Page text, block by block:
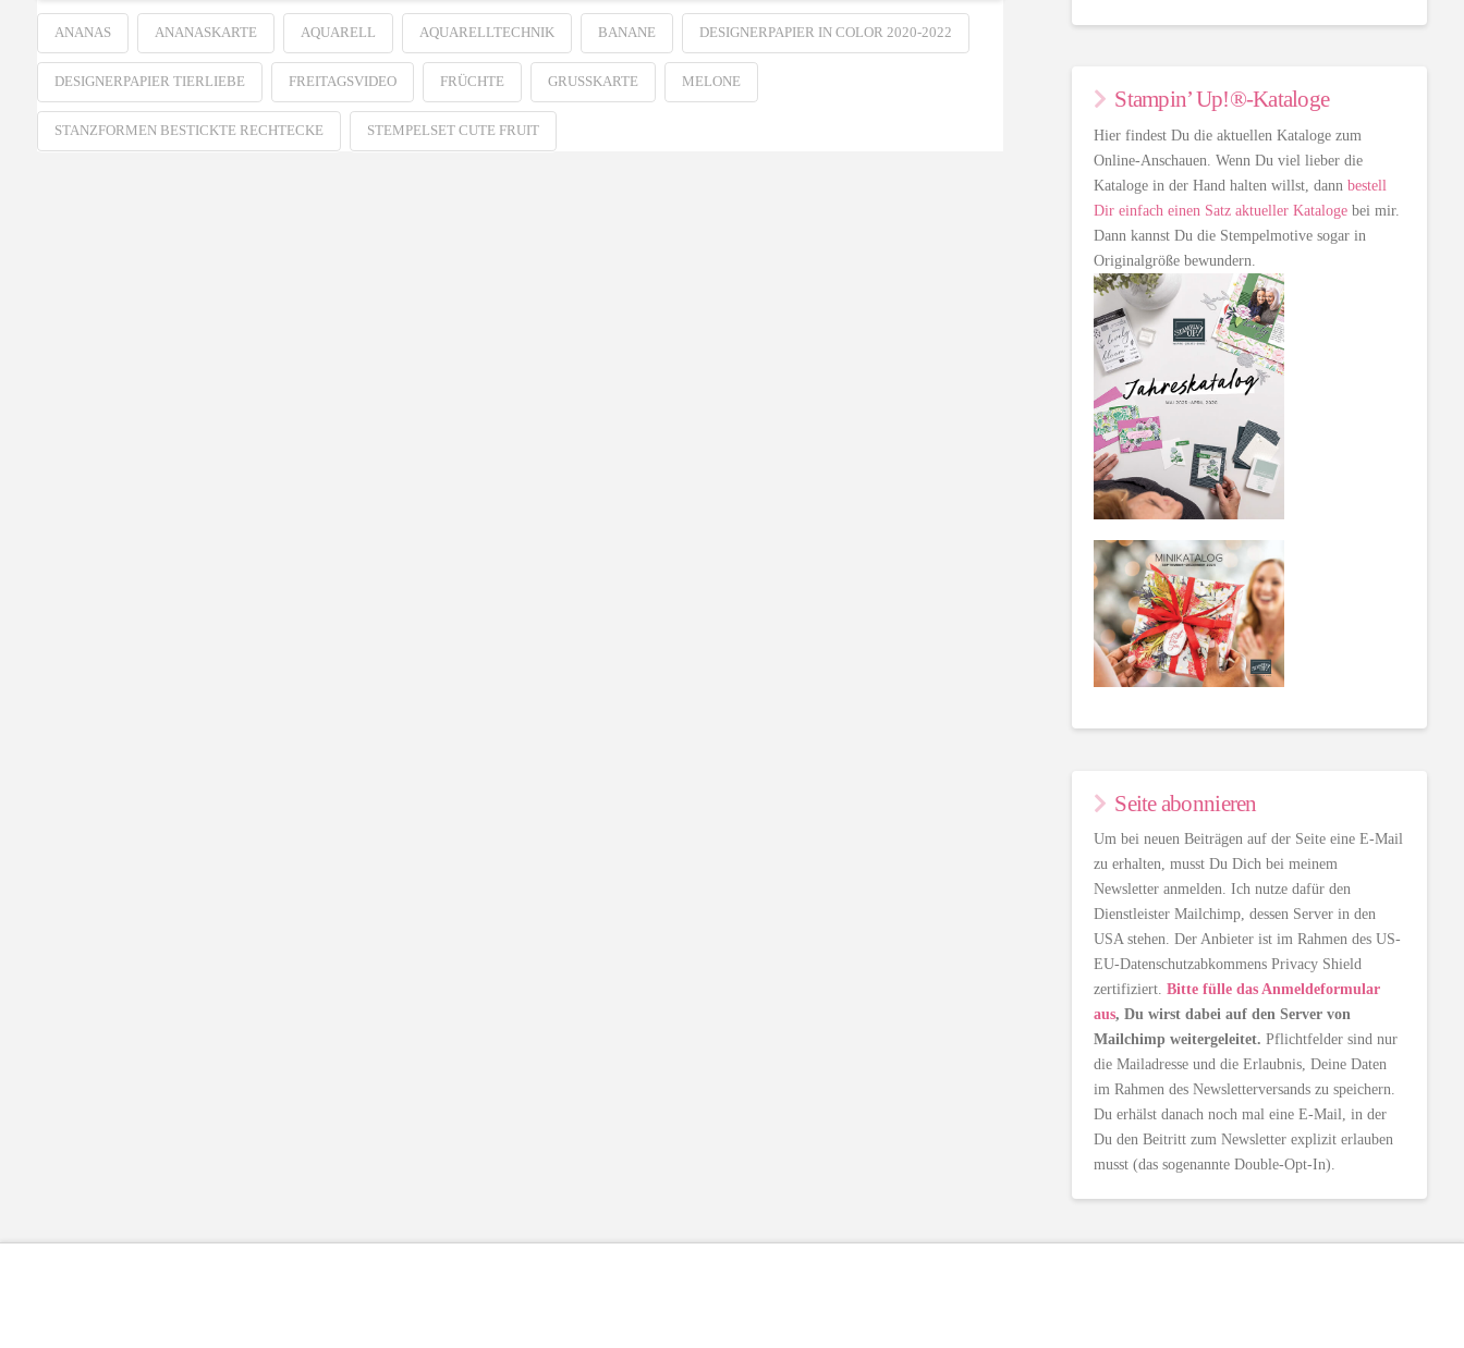
ANANAS ANANASKARTE AQUARELL AQUARELLTECHNIK BANANE DESIGNERPAPIER IN COLOR 2020-2022
DESIGNERPAPIER TIERLIEBE FREITAGSVIDEO FRÜCHTE GRUSSKARTE MELONE
STANZFORMEN BESTICKTE RECHTECKE STEMPELSET CUTE FRUIT
Stampin’ Up!®-Kataloge
Hier findest Du die aktuellen Kataloge zum
Online-Anschauen. Wenn Du viel lieber die
Kataloge in der Hand halten willst, dannbestell
Dir einfach einen Satz aktueller Kataloge bei mir.
Dann kannst Du die Stempelmotive sogar in
Originalgröße bewundern.
Seite abonnieren
Um bei neuen Beiträgen auf der Seite eine E-Mail
zu erhalten, musst Du Dich bei meinem
Newsletter anmelden. Ich nutze dafür den
Dienstleister Mailchimp, dessen Server in den
USA stehen. Der Anbieter ist im Rahmen des US-
EU-Datenschutzabkommens Privacy Shield
zertifiziert.Bitte fülle das Anmeldeformular
aus, Du wirst dabei auf den Server von
Mailchimp weitergeleitet. Pflichtfelder sind nur
die Mailadresse und die Erlaubnis, Deine Daten
im Rahmen des Newsletterversands zu speichern.
Du erhälst danach noch mal eine E-Mail, in der
Du den Beitritt zum Newsletter explizit erlauben
musst (das sogenannte Double-Opt-In).